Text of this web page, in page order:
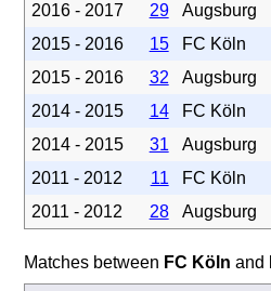
2016 - 2017
29 Augsburg
2015 - 2016
15 FC Köln
2015 - 2016
32 Augsburg
2014 - 2015
14 FC Köln
2014 - 2015
31 Augsburg
2011 - 2012
11 FC Köln
2011 - 2012
28 Augsburg
Matches between FC Köln and